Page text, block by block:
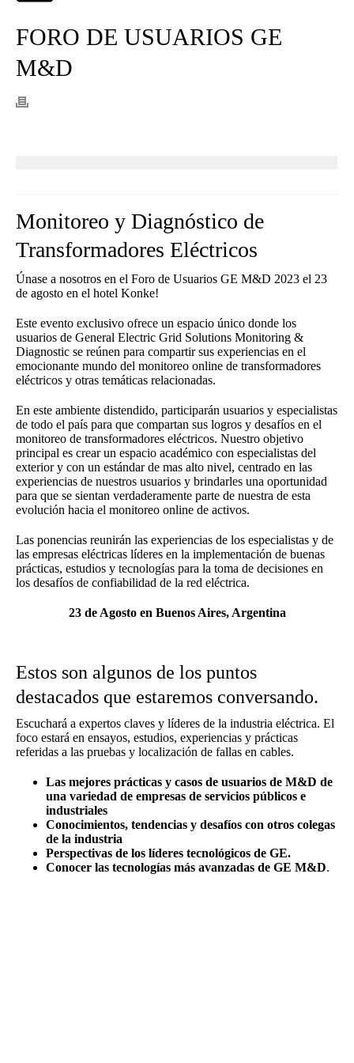
FORO DE USUARIOS GE
M&D
Monitoreo y Diagnóstico de
Transformadores Eléctricos
Únase a nosotros en el Foro de Usuarios GE M&D 2023 el 23
de agosto en el hotel Konke!
Este evento exclusivo ofrece un espacio único donde los
usuarios de General Electric Grid Solutions Monitoring &
Diagnostic se reúnen para compartir sus experiencias en el
emocionante mundo del monitoreo online de transformadores
eléctricos y otras temáticas relacionadas.
En este ambiente distendido, participarán usuarios y especialistas
de todo el país para que compartan sus logros y desafíos en el
monitoreo de transformadores eléctricos. Nuestro objetivo
principal es crear un espacio académico con especialistas del
exterior y con un estándar de mas alto nivel, centrado en las
experiencias de nuestros usuarios y brindarles una oportunidad
para que se sientan verdaderamente parte de nuestra de esta
evolución hacia el monitoreo online de activos.
Las ponencias reunirán las experiencias de los especialistas y de
las empresas eléctricas líderes en la implementación de buenas
prácticas, estudios y tecnologías para la toma de decisiones en
los desafíos de confiabilidad de la red eléctrica.
23 de Agosto en Buenos Aires, Argentina
Estos son algunos de los puntos
destacados que estaremos conversando.
Escuchará a expertos claves y líderes de la industria eléctrica. El
foco estará en ensayos, estudios, experiencias y prácticas
referidas a las pruebas y localización de fallas en cables.
Las mejores prácticas y casos de usuarios de M&D de
una variedad de empresas de servicios públicos e
industriales
Conocimientos, tendencias y desafíos con otros colegas
de la industria
Perspectivas de los líderes tecnológicos de GE.
Conocer las tecnologías más avanzadas de GE M&D.